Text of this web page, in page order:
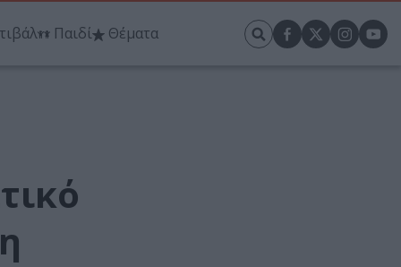
Παιδί Θέματα